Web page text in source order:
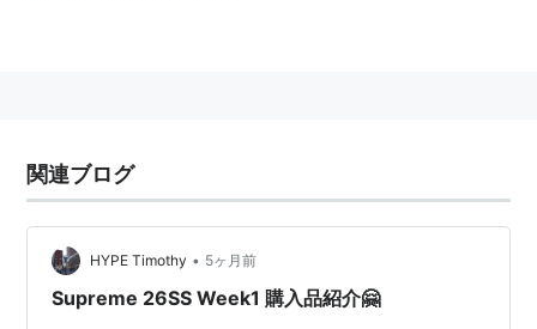
関連ブログ
HYPE Timothy • 5ヶ月前
Supreme 26SS Week1 購入品紹介🤗